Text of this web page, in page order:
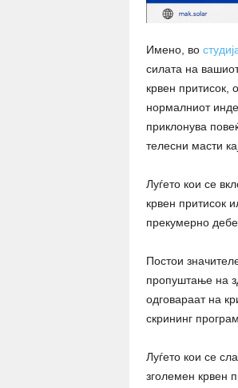
Имено, во
силата на
крвен притисок,
нормалниот
приклонува
телесни масти
Луѓето кои се
крвен притисок
прекумерно
Постои
пропуштање на
одговараат на
скрининг
Луѓето кои се
зголемен крвен